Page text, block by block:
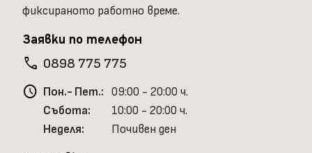
фиксираното работно време.
Заявки по телефон
phone 0898 775 775
schedule Пон.- Пет.: 09:00 - 20:00 ч.
Събота:
10:00 - 20:00 ч.
Неделя:
Почивен ден